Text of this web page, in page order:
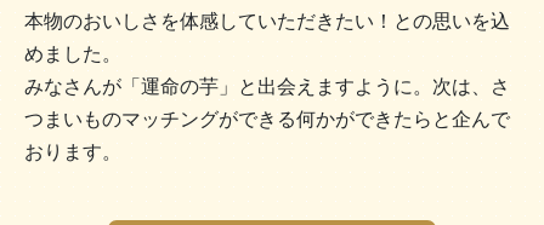
本物のおいしさを体感していただきたい！との思いを込
めました。
みなさんが「運命の芋」と出会えますように。次は、さ
つまいものマッチングができる何かができたらと企んで
おります。